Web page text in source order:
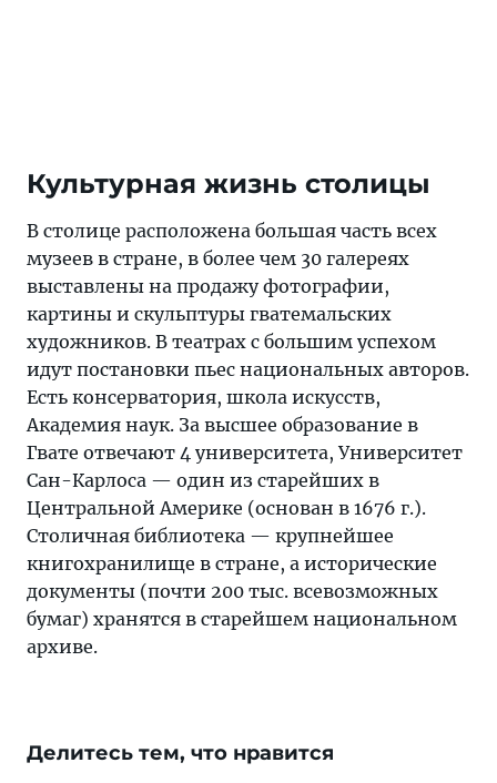
Культурная жизнь столицы
В столице расположена большая часть всех
музеев в стране, в более чем 30 галереях
выставлены на продажу фотографии,
картины и скульптуры гватемальских
художников. В театрах с большим успехом
идут постановки пьес национальных авторов.
Есть консерватория, школа искусств,
Академия наук. За высшее образование в
Гвате отвечают 4 университета, Университет
Сан-Карлоса — один из старейших в
Центральной Америке (основан в 1676 г.).
Столичная библиотека — крупнейшее
книгохранилище в стране, а исторические
документы (почти 200 тыс. всевозможных
бумаг) хранятся в старейшем национальном
архиве.
Делитесь тем, что нравится